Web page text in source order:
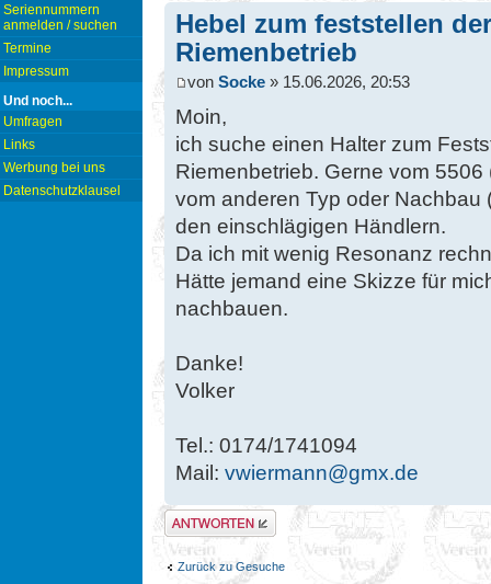
Seriennummern
anmelden / suchen
Termine
Impressum
Und noch...
Umfragen
Links
Werbung bei uns
Datenschutzklausel
Hebel zum feststellen
Riemenbetrieb
von Socke » 15.06.2026, 20:53
Moin,
ich suche einen Halter zum
Riemenbetrieb. Gerne vom
vom anderen Typ oder
den einschlägigen Händlern.
Da ich mit wenig Resonanz
Hätte jemand eine Skizze für
nachbauen.
Danke!
Volker
Tel.: 0174/1741094
Mail: vwiermann@gmx.de
Antwort erstellen
Zurück zu Gesuche